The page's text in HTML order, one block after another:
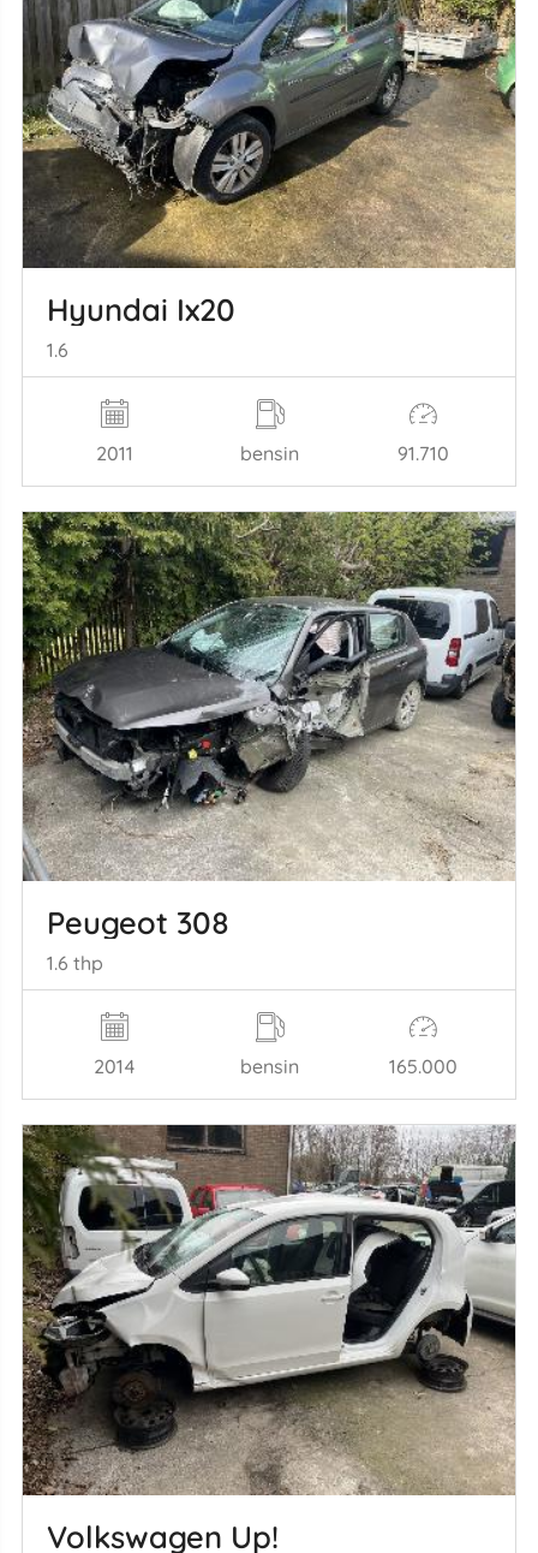
Hyundai Ix20
1.6
2011 bensin 91.710
Peugeot 308
1.6 thp
2014 bensin 165.000
Volkswagen Up!